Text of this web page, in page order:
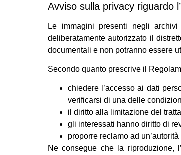
Avviso sulla privacy riguardo
Le immagini presenti negli
deliberatamente autorizzato il
documentali e non potranno essere
Secondo quanto prescrive il
chiedere l’accesso ai dati
verificarsi di una delle
il diritto alla limitazione del
gli interessati hanno diritto di
proporre reclamo ad
Ne consegue che la riproduzione,